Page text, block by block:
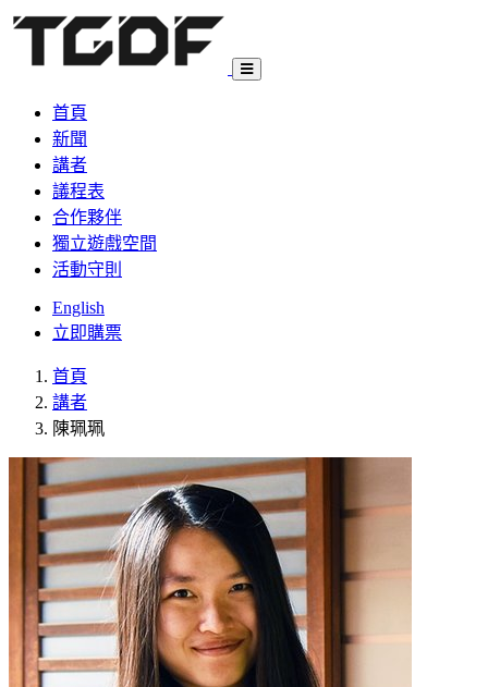
首頁
新聞
講者
議程表
合作夥伴
獨立遊戲空間
活動守則
English
立即購票
首頁
講者
陳珮珮